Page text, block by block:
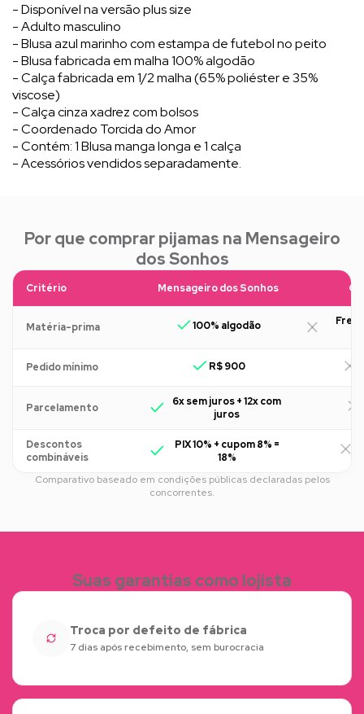
- Disponível na versão plus size
- Adulto masculino
- Blusa azul marinho com estampa de futebol no peito
- Blusa fabricada em malha 100% algodão
- Calça fabricada em 1/2 malha (65% poliéster e 35%
viscose)
- Calça cinza xadrez com bolsos
- Coordenado Torcida do Amor
- Contém: 1 Blusa manga longa e 1 calça
- Acessórios vendidos separadamente.
Por que comprar pijamas na Mensageiro
dos Sonhos
Critério Mensageiro dos Sonhos
Matéria-prima 100% algodão
Pedido mínimo R$ 900
Parcelamento
6x sem juros + 12x com
juros
Descontos
combináveis
PIX 10% + cupom 8% =
18%
Comparativo baseado em condições públicas declaradas pelos
concorrentes.
Suas garantias como lojista
Troca por defeito de fábrica
7 dias após recebimento, sem burocracia